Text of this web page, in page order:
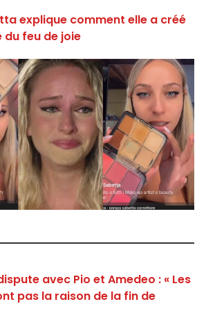
explique comment elle a créé
du feu de joie
avec Pio et Amedeo : « Les
pas la raison de la fin de